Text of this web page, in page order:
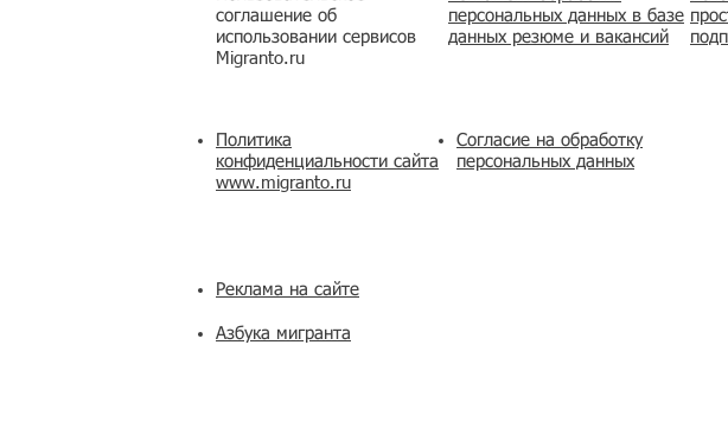
соглашение об
использовании сервисов
Migranto.ru
персональных данных в базе
данных резюме и вакансий
Политика
конфиденциальности сайта
www.migranto.ru
Согласие на обработку
персональных данных
Реклама на сайте
Азбука мигранта